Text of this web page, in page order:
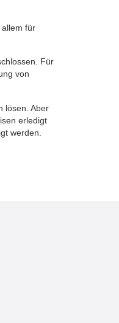
für
Für
von
lösen. Aber
erledigt
werden.